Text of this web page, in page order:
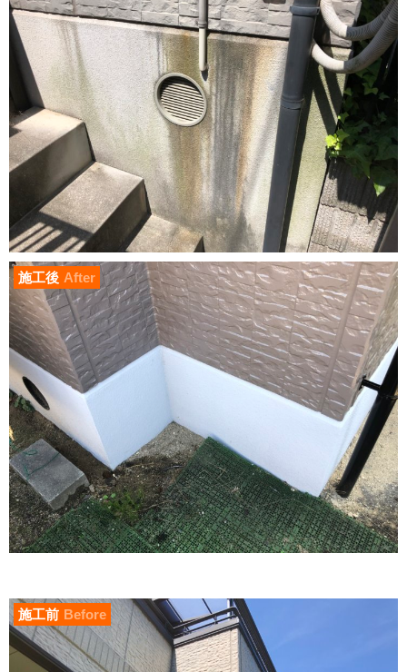
施工後 After
施工前 Before